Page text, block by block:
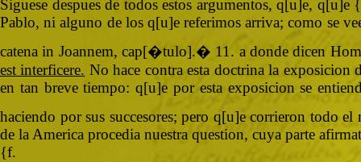
Siguese despues de todos estos argumentos, q[u]e,
Pablo, ni alguno de los q[u]e referimos arriva; como se
catena in Joannem, cap[�tulo].� 11. a donde dicen
est interficere. No hace contra esta doctrina la
en tan breve tiempo: q[u]e por esta exposicion se
haciendo por sus succesores; pero q[u]e corrieron todo el
de la America procedia nuestra question, cuya parte